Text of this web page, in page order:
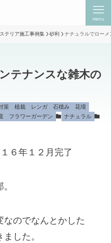
menu
テリア施工事例集 砂利 ナチュラルでロー
テナンスな雑木の
策 植栽 レンガ 石積み
花壇
フラワーガーデン
ナチュラル
６年１２月完了
のでなんとかした
した。